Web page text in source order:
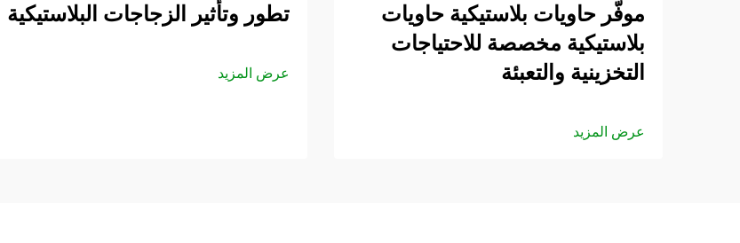
موفّر حاويات بلاستيكية حاويات
بلاستيكية مخصصة للاحتياجات
التخزينية والتعبئة
عرض المزيد
تطور وتأثير الزجاجات البلاستيكية
عرض المزيد